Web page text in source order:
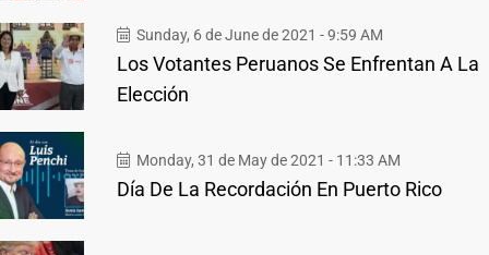
Sunday, 6 de June de 2021 - 9:59 AM
Los Votantes Peruanos Se Enfrentan A La
Elección
Monday, 31 de May de 2021 - 11:33 AM
Día De La Recordación En Puerto Rico